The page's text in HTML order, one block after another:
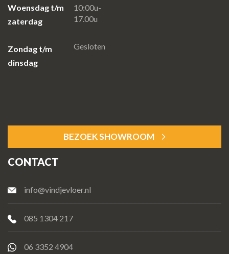
Woensdag t/m
zaterdag
Zondag t/m
dinsdag
10:00u-
17.00u
Gesloten
BEZOEK SHOWROOM
CONTACT
info@vindjevloer.nl
085 1304 217
06 3352 4904